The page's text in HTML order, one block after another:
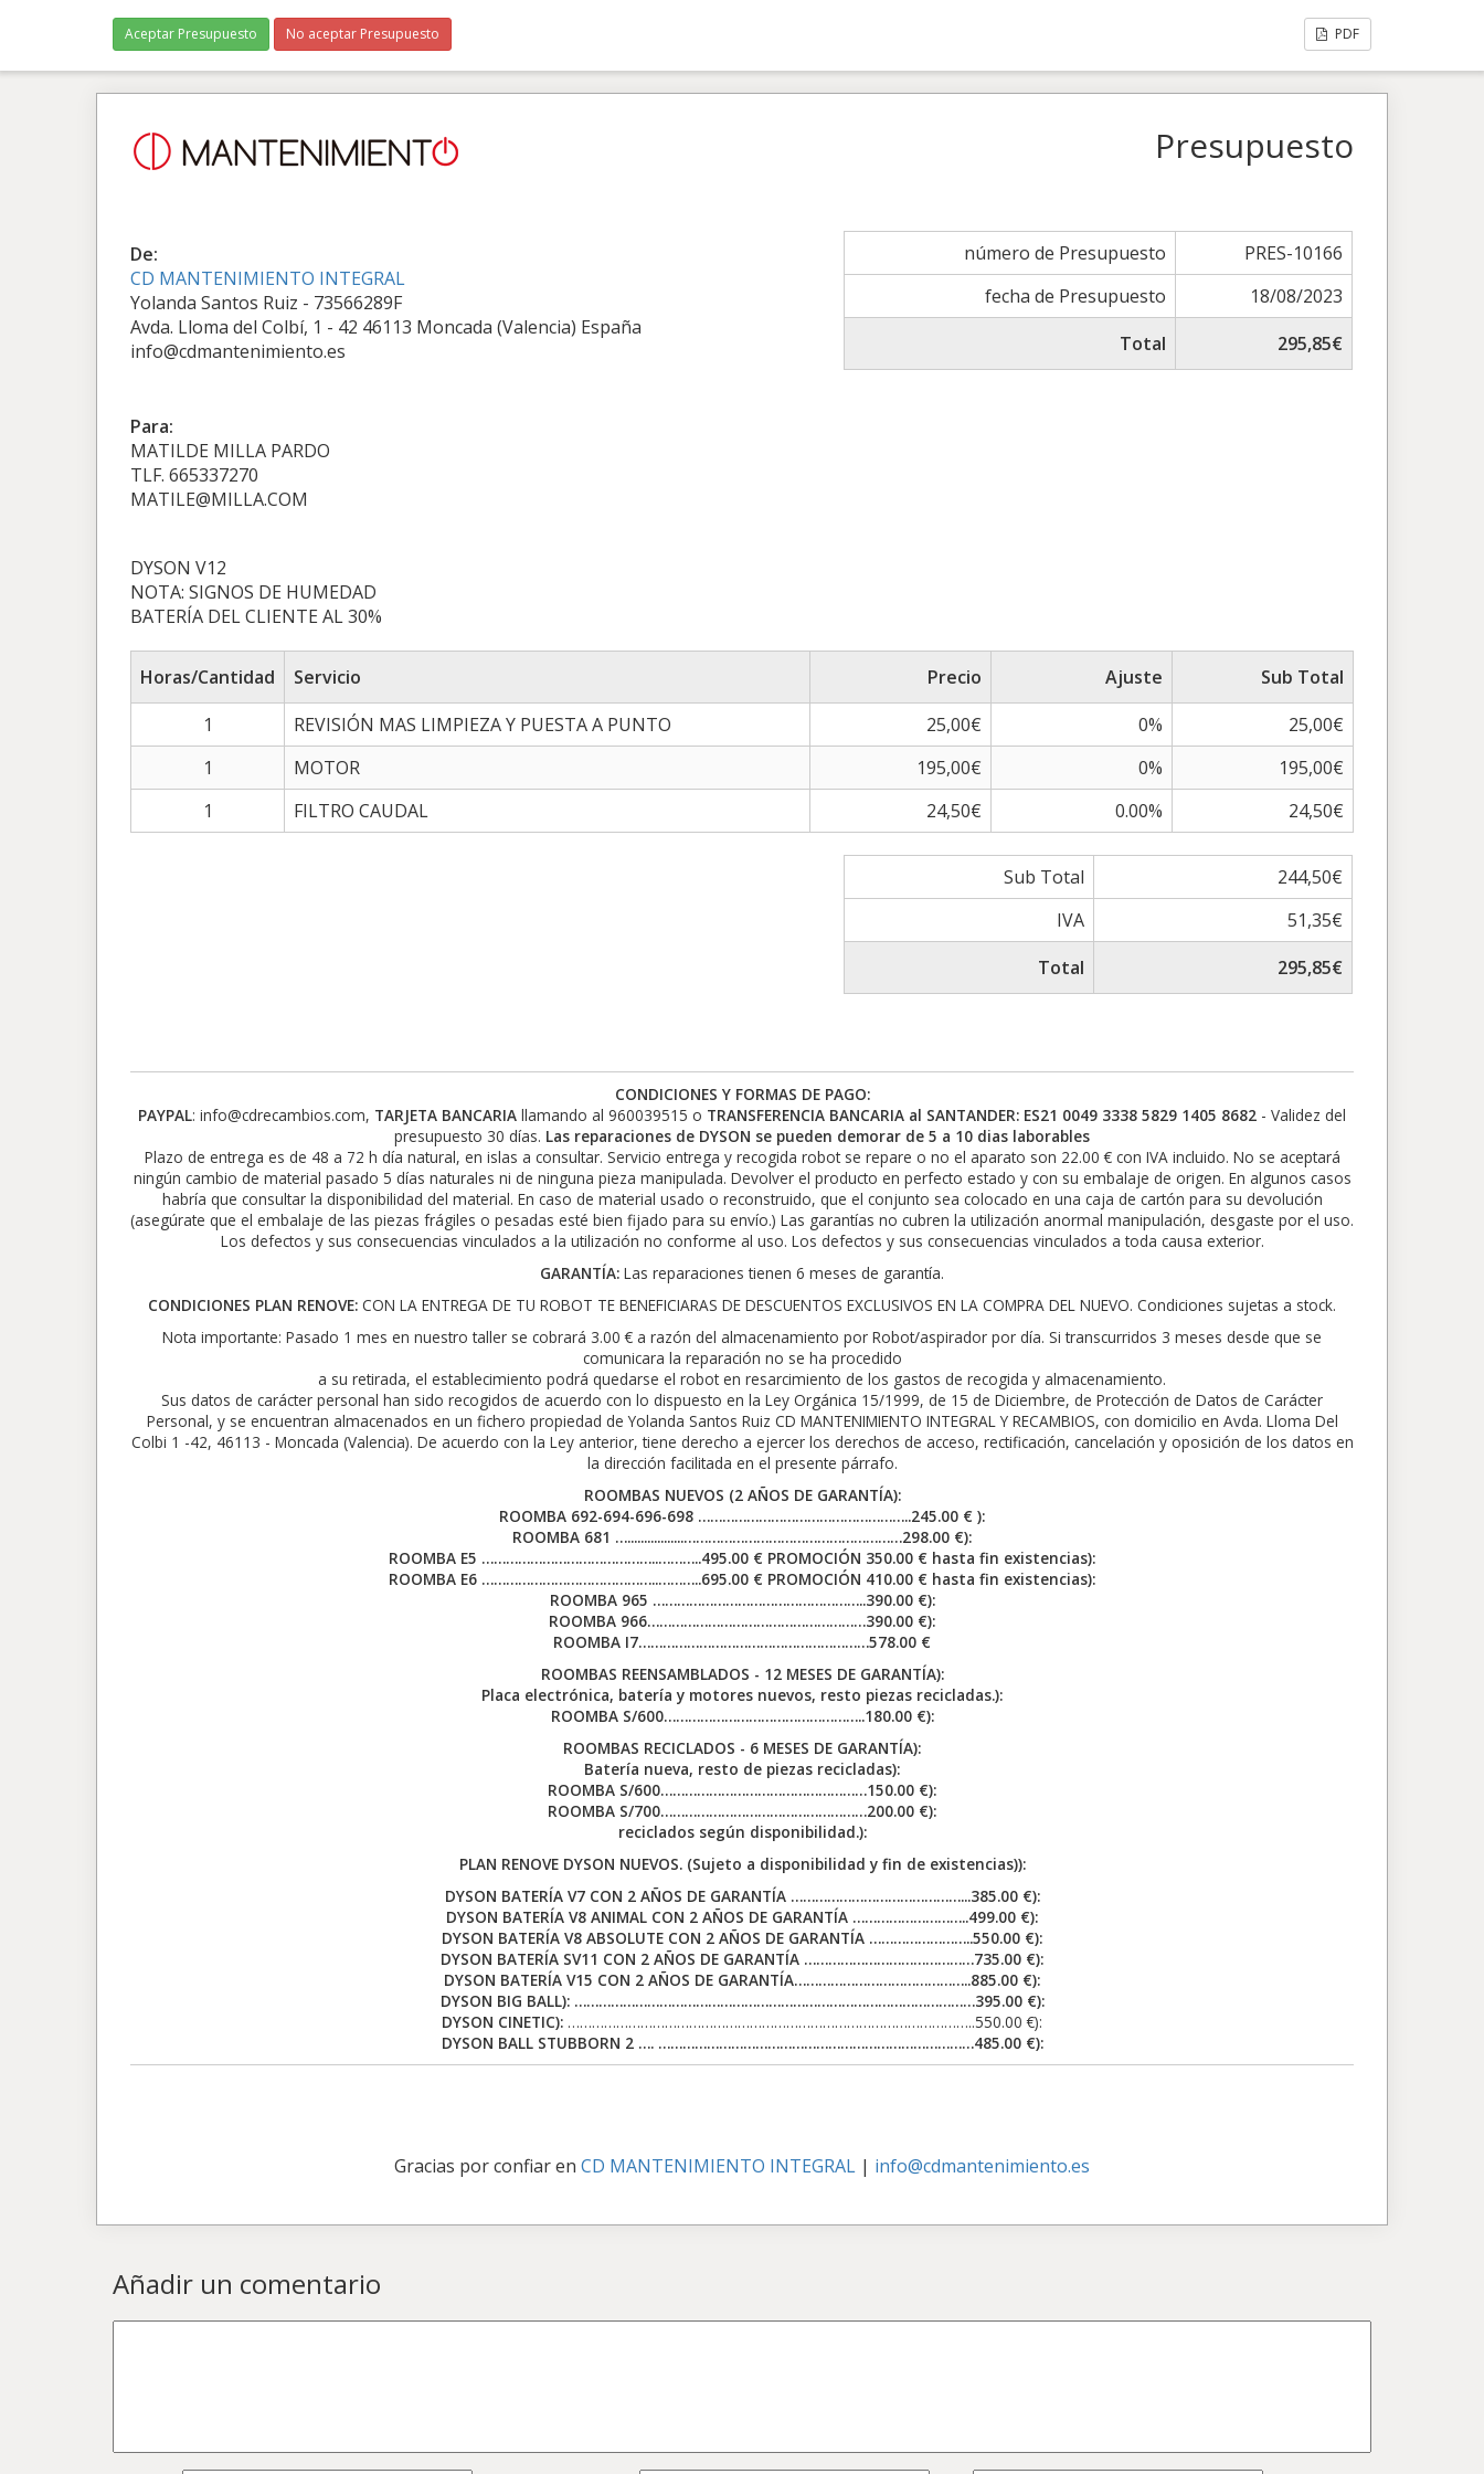
Aceptar Presupuesto No aceptar Presupuesto PDF
Presupuesto
De:
CD MANTENIMIENTO INTEGRAL
Yolanda Santos Ruiz - 73566289F
Avda. Lloma del Colbí, 1 - 42 46113 Moncada (Valencia) España
info@cdmantenimiento.es
número de Presupuesto
PRES-10166
fecha de Presupuesto
18/08/2023
Total
295,85€
Para:
MATILDE MILLA PARDO
TLF. 665337270
MATILE@MILLA.COM
DYSON V12
NOTA: SIGNOS DE HUMEDAD
BATERÍA DEL CLIENTE AL 30%
Horas/Cantidad Servicio Precio Ajuste
Sub Total
1
REVISIÓN MAS LIMPIEZA Y PUESTA A PUNTO 25,00€ 0%
25,00€
1
MOTOR 195,00€ 0%
195,00€
1
FILTRO CAUDAL 24,50€ 0.00% 24,50€
Sub Total
244,50€
IVA
51,35€
Total
295,85€
CONDICIONES Y FORMAS DE PAGO:
PAYPAL: info@cdrecambios.com, TARJETA BANCARIA llamando al 960039515 o TRANSFERENCIA BANCARIA al SANTANDER: ES21 0049 3338 5829 1405 8682 - Validez del
presupuesto 30 días. Las reparaciones de DYSON se pueden demorar de 5 a 10 dias laborables
Plazo de entrega es de 48 a 72 h día natural, en islas a consultar. Servicio entrega y recogida robot se repare o no el aparato son 22.00 € con IVA incluido. No se aceptará
ningún cambio de material pasado 5 días naturales ni de ninguna pieza manipulada. Devolver el producto en perfecto estado y con su embalaje de origen. En algunos casos
habría que consultar la disponibilidad del material. En caso de material usado o reconstruido, que el conjunto sea colocado en una caja de cartón para su devolución
(asegúrate que el embalaje de las piezas frágiles o pesadas esté bien fijado para su envío.) Las garantías no cubren la utilización anormal manipulación, desgaste por el uso.
Los defectos y sus consecuencias vinculados a la utilización no conforme al uso. Los defectos y sus consecuencias vinculados a toda causa exterior.
GARANTÍA: Las reparaciones tienen 6 meses de garantía.
CONDICIONES PLAN RENOVE: CON LA ENTREGA DE TU ROBOT TE BENEFICIARAS DE DESCUENTOS EXCLUSIVOS EN LA COMPRA DEL NUEVO. Condiciones sujetas a stock.
Nota importante: Pasado 1 mes en nuestro taller se cobrará 3.00 € a razón del almacenamiento por Robot/aspirador por día. Si transcurridos 3 meses desde que se
comunicara la reparación no se ha procedido
a su retirada, el establecimiento podrá quedarse el robot en resarcimiento de los gastos de recogida y almacenamiento.
Sus datos de carácter personal han sido recogidos de acuerdo con lo dispuesto en la Ley Orgánica 15/1999, de 15 de Diciembre, de Protección de Datos de Carácter
Personal, y se encuentran almacenados en un fichero propiedad de Yolanda Santos Ruiz CD MANTENIMIENTO INTEGRAL Y RECAMBIOS, con domicilio en Avda. Lloma Del
Colbi 1 -42, 46113 - Moncada (Valencia). De acuerdo con la Ley anterior, tiene derecho a ejercer los derechos de acceso, rectificación, cancelación y oposición de los datos en
la dirección facilitada en el presente párrafo.
ROOMBAS NUEVOS (2 AÑOS DE GARANTÍA):
ROOMBA 692-694-696-698 ……………………………………………..245.00 € ):
ROOMBA 681 ….................………………………………………………298.00 €):
ROOMBA E5 ……………………………………..………..495.00 € PROMOCIÓN 350.00 € hasta fin existencias):
ROOMBA E6 ……………………………………..………..695.00 € PROMOCIÓN 410.00 € hasta fin existencias):
ROOMBA 965 ……………………………………………..390.00 €):
ROOMBA 966………………………………………………390.00 €):
ROOMBA I7…………………………………………………578.00 €
ROOMBAS REENSAMBLADOS - 12 MESES DE GARANTÍA):
Placa electrónica, batería y motores nuevos, resto piezas recicladas.):
ROOMBA S/600…………………………………………..180.00 €):
ROOMBAS RECICLADOS - 6 MESES DE GARANTÍA):
Batería nueva, resto de piezas recicladas):
ROOMBA S/600……………………………………………150.00 €):
ROOMBA S/700……………………………………………200.00 €):
reciclados según disponibilidad.):
PLAN RENOVE DYSON NUEVOS. (Sujeto a disponibilidad y fin de existencias)):
DYSON BATERÍA V7 CON 2 AÑOS DE GARANTÍA ……………………………………...385.00 €):
DYSON BATERÍA V8 ANIMAL CON 2 AÑOS DE GARANTÍA ………………………..499.00 €):
DYSON BATERÍA V8 ABSOLUTE CON 2 AÑOS DE GARANTÍA ……………………..550.00 €):
DYSON BATERÍA SV11 CON 2 AÑOS DE GARANTÍA ……………………………………735.00 €):
DYSON BATERÍA V15 CON 2 AÑOS DE GARANTÍA……………………………………..885.00 €):
DYSON BIG BALL):………………………………………………………………………………………395.00 €):
DYSON CINETIC): ………………………………………………………………………………………..550.00 €):
DYSON BALL STUBBORN 2 …. ……………………………………………………………………485.00 €):
Gracias por confiar en CD MANTENIMIENTO INTEGRAL | info@cdmantenimiento.es
Añadir un comentario